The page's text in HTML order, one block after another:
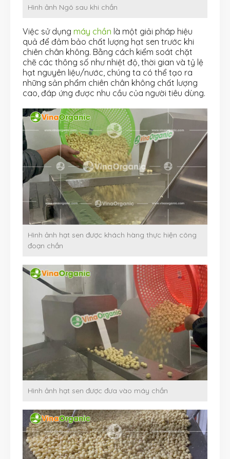
Hình ảnh Ngô sau khi chần
Việc sử dụng máy chần là một giải pháp hiệu
quả để đảm bảo chất lượng hạt sen trước khi
chiên chân không. Bằng cách kiểm soát chặt
chẽ các thông số như nhiệt độ, thời gian và tỷ lệ
hạt nguyên liệu/nước, chúng ta có thể tạo ra
những sản phẩm chiên chân không chất lượng
cao, đáp ứng được nhu cầu của người tiêu dùng.
Hình ảnh hạt sen được khách hàng thực hiện công
đoạn chần
Hình ảnh hạt sen được đưa vào máy chần